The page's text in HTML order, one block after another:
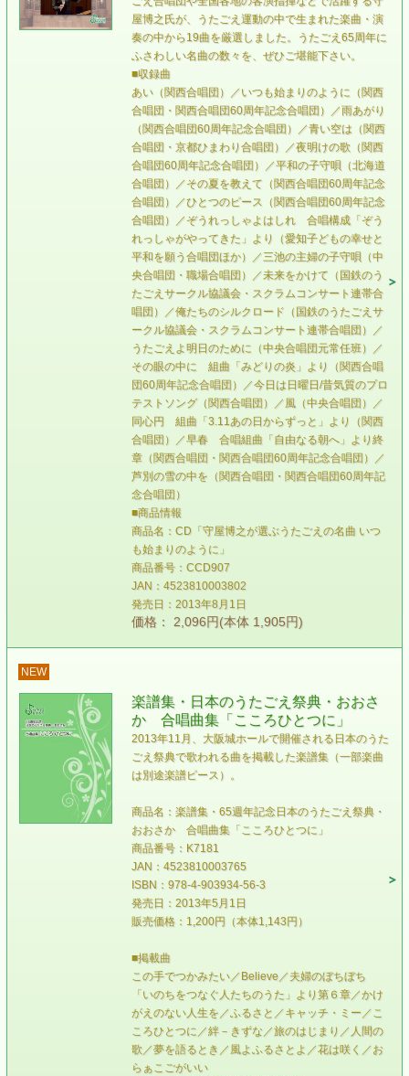
屋博之氏が、うたごえ運動の中で生まれた楽曲・演
奏の中から19曲を厳選しました。うたごえ65周年に
ふさわしい名曲の数々を、ぜひご堪能下さい。
■収録曲
あい（関西合唱団）／いつも始まりのように（関西
合唱団・関西合唱団60周年記念合唱団）／雨あがり
（関西合唱団60周年記念合唱団）／青い空は（関西
合唱団・京都ひまわり合唱団）／夜明けの歌（関西
合唱団60周年記念合唱団）／平和の子守唄（北海道
合唱団）／その夏を教えて（関西合唱団60周年記念
合唱団）／ひとつのピース（関西合唱団60周年記念
合唱団）／ぞうれっしゃよはしれ 合唱構成「ぞう
れっしゃがやってきた」より（愛知子どもの幸せと
平和を願う合唱団ほか）／三池の主婦の子守唄（中
央合唱団・職場合唱団）／未来をかけて（国鉄のう
たごえサークル協議会・スクラムコンサート連帯合
唱団）／俺たちのシルクロード（国鉄のうたごえサ
ークル協議会・スクラムコンサート連帯合唱団）／
うたごえよ明日のために（中央合唱団元常任班）／
その眼の中に 組曲「みどりの炎」より（関西合唱
団60周年記念合唱団）／今日は日曜日/昔気質のプロ
テストソング（関西合唱団）／風（中央合唱団）／
同心円 組曲「3.11あの日からずっと」より（関西
合唱団）／早春 合唱組曲「自由なる朝へ」より終
章（関西合唱団・関西合唱団60周年記念合唱団）／
芦別の雪の中を（関西合唱団・関西合唱団60周年記
念合唱団）
■商品情報
商品名：CD「守屋博之が選ぶうたごえの名曲 いつ
も始まりのように」
商品番号：CCD907
JAN：4523810003802
発売日：2013年8月1日
価格： 2,096円(本体 1,905円)
NEW
楽譜集・日本のうたごえ祭典・おおさ
か 合唱曲集「こころひとつに」
2013年11月、大阪城ホールで開催される日本のうた
ごえ祭典で歌われる曲を掲載した楽譜集（一部楽曲
は別途楽譜ピース）。
商品名：楽譜集・65週年記念日本のうたごえ祭典・
おおさか 合唱曲集「こころひとつに」
商品番号：K7181
JAN：4523810003765
ISBN：978-4-903934-56-3
発売日：2013年5月1日
販売価格：1,200円（本体1,143円）
■掲載曲
この手でつかみたい／Believe／夫婦のぼちぼち
「いのちをつなぐ人たちのうた」より第６章／かけ
がえのない人生を／ふるさと／キャッチ・ミー／こ
ころひとつに／絆－きずな／旅のはじまり／人間の
歌／夢を語るとき／風よふるさとよ／花は咲く／お
らぁこごがいい